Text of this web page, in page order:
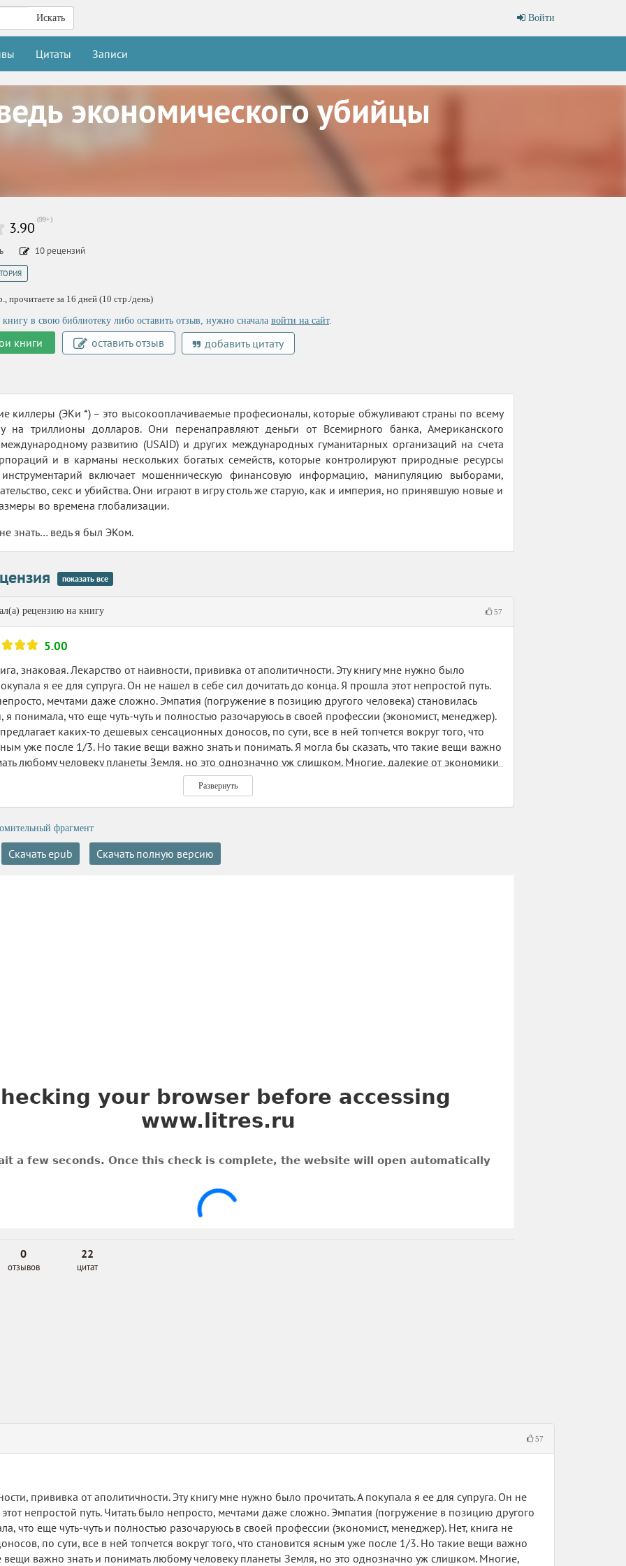
Войти
Искать
Цитаты Записи
экономического убийцы
3.90 (99+)
10 рецензий
прочитаете за 16 дней (10 стр./день)
в свою библиотеку либо оставить отзыв, нужно сначала войти на сайт.
книги оставить отзыв добавить цитату
киллеры (ЭКи *) – это высокооплачиваемые професионалы, которые обжуливают страны по всему
на триллионы долларов. Они перенаправляют деньги от Всемирного банка, Американского
международному развитию (USAID) и других международных гуманитарных организаций на счета
и в карманы нескольких богатых семейств, которые контролируют природные ресурсы
включает мошенническую финансовую информацию, манипуляцию выборами,
секс и убийства. Они играют в игру столь же старую, как и империя, но принявшую новые и
во времена глобализации.
знать… ведь я был ЭКом.
показать все
рецензию на книгу 57
5.00
знаковая. Лекарство от наивности, прививка от аполитичности. Эту книгу мне нужно было
я ее для супруга. Он не нашел в себе сил дочитать до конца. Я прошла этот непростой путь.
мечтами даже сложно. Эмпатия (погружение в позицию другого человека) становилась
понимала, что еще чуть-чуть и полностью разочаруюсь в своей профессии (экономист, менеджер).
каких-то дешевых сенсационных доносов, по сути, все в ней топчется вокруг того, что
уже после 1/3. Но такие вещи важно знать и понимать. Я могла бы сказать, что такие вещи важно
любому человеку планеты Земля, но это однозначно уж слишком. Многие, далекие от экономики
бизнеса, люди это поняли по наитию, и они скажут, что книга отстала от скорости их мысли и
на 5 или более. Другие, умудренные знаниями в специальной области, скажут, что не согласны с
НЕ исключаю, что некоторой части общества она вообще покажется невероятно неинтересной и
Но мне эту книгу прочесть было нужно. И я найду и прочту следующую работу Джона Перкинса, да и
вышло его видение краха финансовых рынков. Это я тоже хочу у него прочесть.
в подобных книгах мне видятся не особо значимыми, вы уж прочтите мне мою темноту и
экономике, потому как экономика = нефть и углеводороды = деньги. А политика и нужна для того,
поближе к деньгам. Каждый, кто сегодня участвует в обосновании актуальности
роста, маленькой (а иногда и весьма внушительной) лопаткой роет могилу человечеству, в
радостью и гиканьем ухается. О, я слишком далеко зашла. Все равно спорить по этому поводу мне
Развернуть
фрагмент
Скачать epub Скачать полную версию
0
отзывов
22
цитат
57
прививка от аполитичности. Эту книгу мне нужно было прочитать. А покупала я ее для супруга. Он не
непростой путь. Читать было непросто, мечтами даже сложно. Эмпатия (погружение в позицию другого
что еще чуть-чуть и полностью разочаруюсь в своей профессии (экономист, менеджер). Нет, книга не
по сути, все в ней топчется вокруг того, что становится ясным уже после 1/3. Но такие вещи важно
вещи важно знать и понимать любому человеку планеты Земля, но это однозначно уж слишком. Многие,